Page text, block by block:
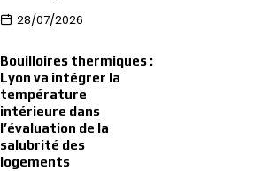
28/07/2026
Bouilloires thermiques :
Lyon va intégrer la
température
intérieure dans
l’évaluation de la
salubrité des
logements